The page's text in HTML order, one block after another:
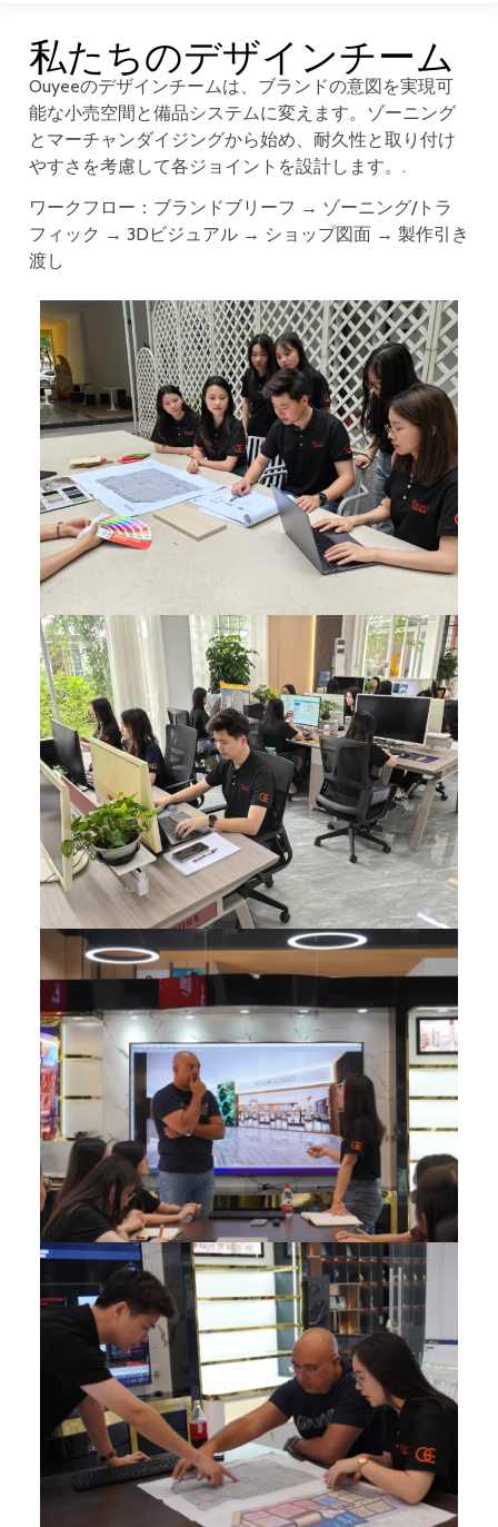
私たちのデザインチーム
Ouyeeのデザインチームは、ブランドの意図を実現可
能な小売空間と備品システムに変えます。ゾーニング
とマーチャンダイジングから始め、耐久性と取り付け
やすさを考慮して各ジョイントを設計します。.
ワークフロー：ブランドブリーフ → ゾーニング/トラ
フィック → 3Dビジュアル → ショップ図面 → 製作引き
渡し